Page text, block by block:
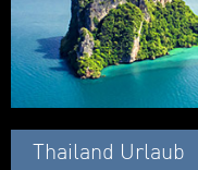
Thailand Urlaub